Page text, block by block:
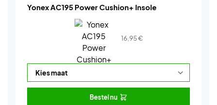
Yonex AC195 Power Cushion+ Insole
16,95€
Bestel nu